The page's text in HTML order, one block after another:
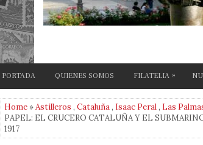
PORTADA QUIENES SOMOS FILATELIA »
Home »Astilleros , Cataluña, Isaac Peral, Las
PAPEL: EL CRUCERO CATALUÑA Y EL
1917